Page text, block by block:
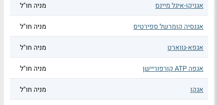
אגניקו-איגל מיינס מניה חו"ל
אגנסיה קומרשל ספירטיס מניה חו"ל
אגפא-גווארט מניה חו"ל
אגפה ATP קורפוריישן מניה חו"ל
אגקו מניה חו"ל